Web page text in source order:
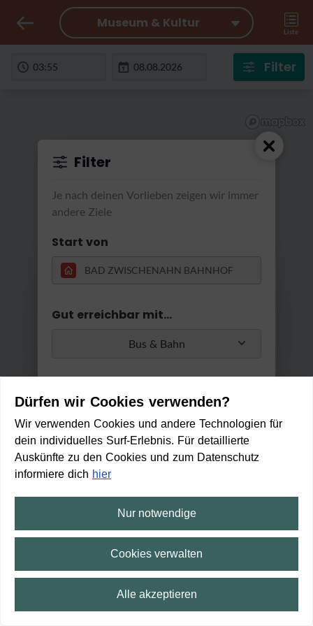
RatterRatter...
Museum & Kultur
Liste
Filter
Dr. Schüßler-Haus
IMMER GEÖFFNET
min
Filter
Je nach deinen Vorlieben zeigen wir immer
andere Ziele
Start von
Gut erreichbar mit...
Bus & Bahn
Umstiege
Max. 2 Umstiege
Min. / Max. Reisezeit
Anwenden
Vollbild
Dürfen wir Cookies verwenden?
Wir verwenden Cookies und andere Technologien für
dein individuelles Surf-Erlebnis. Für detaillierte
Auskünfte zu den Cookies und zum Datenschutz
informiere dich hier
Nur notwendige
Cookies verwalten
Alle akzeptieren